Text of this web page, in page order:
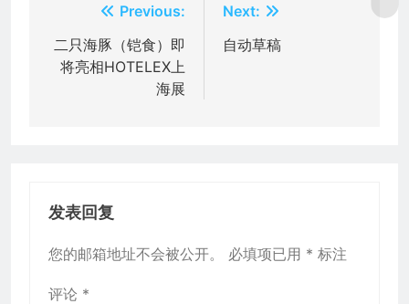
章
导
Previous:
二只海豚（铠食）即
将亮相HOTELEX上
海展
Next:
自动草稿
发表回复
您的邮箱地址不会被公开。 必填项已用 * 标注
评论 *